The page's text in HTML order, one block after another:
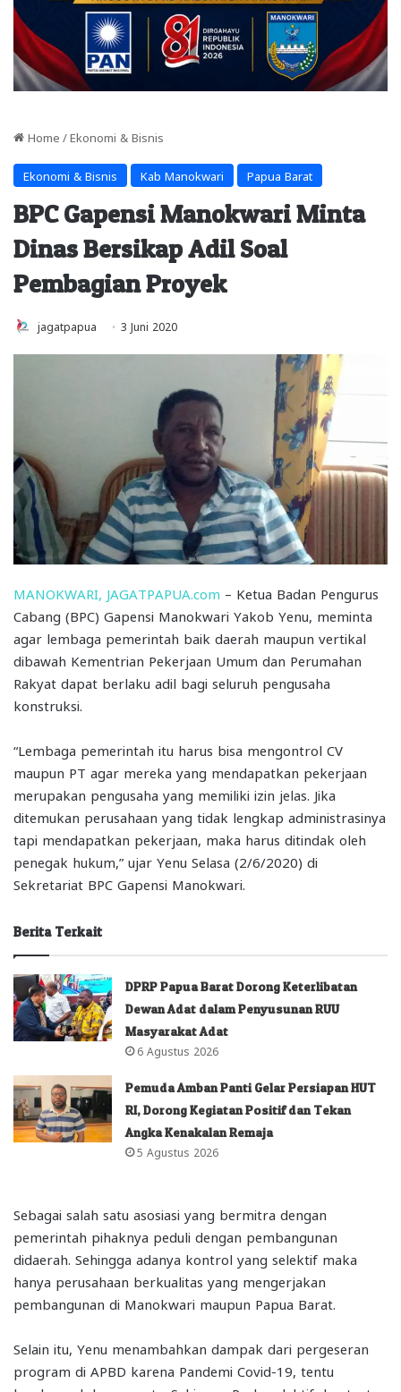
Home / Ekonomi & Bisnis
Ekonomi & Bisnis Kab Manokwari Papua Barat
BPC Gapensi Manokwari Minta
Dinas Bersikap Adil Soal
Pembagian Proyek
jagatpapua 3 Juni 2020
MANOKWARI, JAGATPAPUA.com – Ketua Badan Pengurus
Cabang (BPC) Gapensi Manokwari Yakob Yenu, meminta
agar lembaga pemerintah baik daerah maupun vertikal
dibawah Kementrian Pekerjaan Umum dan Perumahan
Rakyat dapat berlaku adil bagi seluruh pengusaha
konstruksi.
“Lembaga pemerintah itu harus bisa mengontrol CV
maupun PT agar mereka yang mendapatkan pekerjaan
merupakan pengusaha yang memiliki izin jelas. Jika
ditemukan perusahaan yang tidak lengkap administrasinya
tapi mendapatkan pekerjaan, maka harus ditindak oleh
penegak hukum,” ujar Yenu Selasa (2/6/2020) di
Sekretariat BPC Gapensi Manokwari.
Berita Terkait
DPRP Papua Barat Dorong Keterlibatan
Dewan Adat dalam Penyusunan RUU
Masyarakat Adat
6 Agustus 2026
Pemuda Amban Panti Gelar Persiapan HUT
RI, Dorong Kegiatan Positif dan Tekan
Angka Kenakalan Remaja
5 Agustus 2026
Sebagai salah satu asosiasi yang bermitra dengan
pemerintah pihaknya peduli dengan pembangunan
didaerah. Sehingga adanya kontrol yang selektif maka
hanya perusahaan berkualitas yang mengerjakan
pembangunan di Manokwari maupun Papua Barat.
Selain itu, Yenu menambahkan dampak dari pergeseran
program di APBD karena Pandemi Covid-19, tentu